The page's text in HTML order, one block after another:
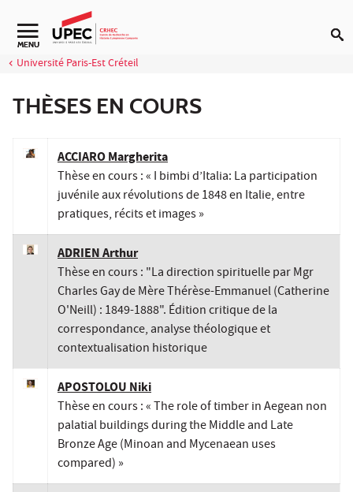
Aller au contenu
Navigation secondaire
MENU
Université Paris-Est Créteil
THÈSES EN COURS
ACCIARO Margherita
Thèse en cours : « I bimbi d’Italia: La participation
juvénile aux révolutions de 1848 en Italie, entre
pratiques, récits et images »
ADRIEN Arthur
Thèse en cours : "La direction spirituelle par Mgr
Charles Gay de Mère Thérèse-Emmanuel (Catherine
O'Neill) : 1849-1888". Édition critique de la
correspondance, analyse théologique et
contextualisation historique
APOSTOLOU Niki
Thèse en cours : « The role of timber in Aegean non
palatial buildings during the Middle and Late
Bronze Age (Minoan and Mycenaean uses
compared) »